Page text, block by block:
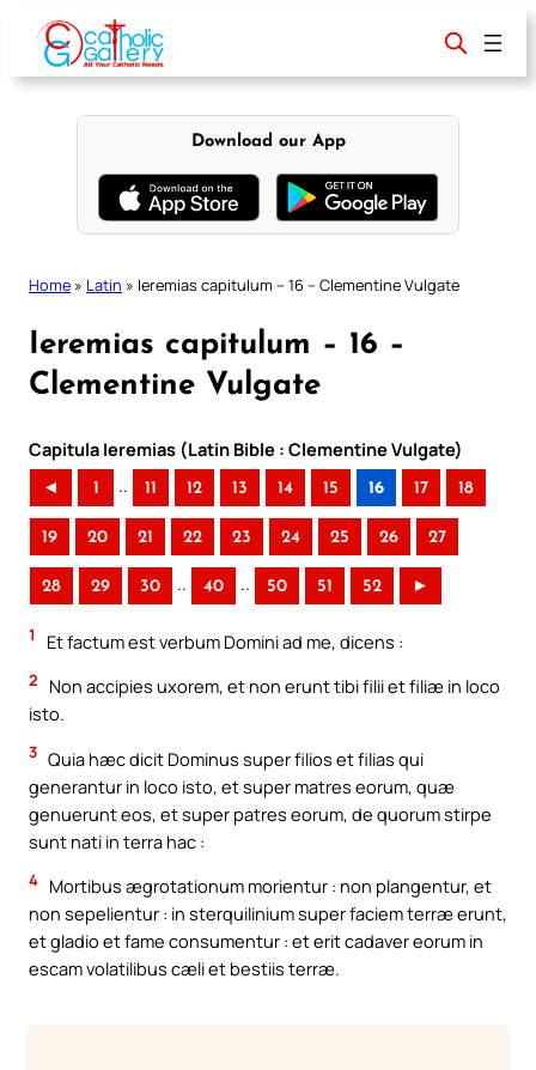
content
Download our App
Home » Latin » Ieremias capitulum – 16 – Clementine Vulgate
Ieremias capitulum – 16 –
Clementine Vulgate
Capitula Ieremias (Latin Bible : Clementine Vulgate)
◄ 1 .. 11 12 13 14 15 16 17 18
19 20 21 22 23 24 25 26 27
28 29 30 .. 40 .. 50 51 52 ►
1 Et factum est verbum Domini ad me, dicens :
2
Non accipies uxorem, et non erunt tibi filii et filiæ in loco
isto.
3 Quia hæc dicit Dominus super filios et filias qui
generantur in loco isto, et super matres eorum, quæ
genuerunt eos, et super patres eorum, de quorum stirpe
sunt nati in terra hac :
4 Mortibus ægrotationum morientur : non plangentur, et
non sepelientur : in sterquilinium super faciem terræ erunt,
et gladio et fame consumentur : et erit cadaver eorum in
escam volatilibus cæli et bestiis terræ.